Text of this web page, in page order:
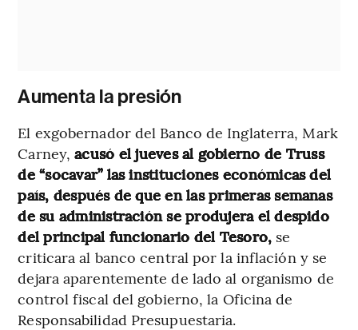
Aumenta la presión
El exgobernador del Banco de Inglaterra, Mark
Carney,acusó el jueves al gobierno de Truss
de “socavar” las instituciones económicas del
país, después de que en las primeras semanas
de su administración se produjera el despido
del principal funcionario del Tesoro, se
criticara al banco central por la inflación y se
dejara aparentemente de lado al organismo de
control fiscal del gobierno, la Oficina de
Responsabilidad Presupuestaria.